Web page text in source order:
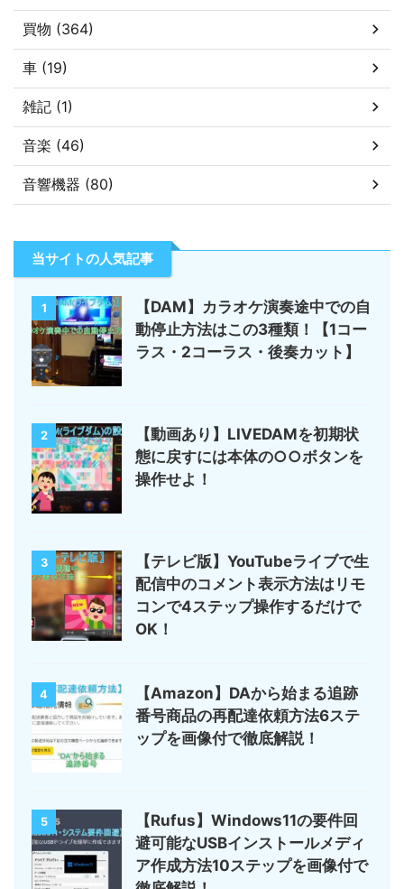
買物 (364)
車 (19)
雑記 (1)
音楽 (46)
音響機器 (80)
当サイトの人気記事
1
【DAM】カラオケ演奏途中での自
動停止方法はこの3種類！【1コー
ラス・2コーラス・後奏カット】
2
【動画あり】LIVEDAMを初期状
態に戻すには本体の○○ボタンを
操作せよ！
3
【テレビ版】YouTubeライブで生
配信中のコメント表示方法はリモ
コンで4ステップ操作するだけで
OK！
4
【Amazon】DAから始まる追跡
番号商品の再配達依頼方法6ステ
ップを画像付で徹底解説！
5
【Rufus】Windows11の要件回
避可能なUSBインストールメディ
ア作成方法10ステップを画像付で